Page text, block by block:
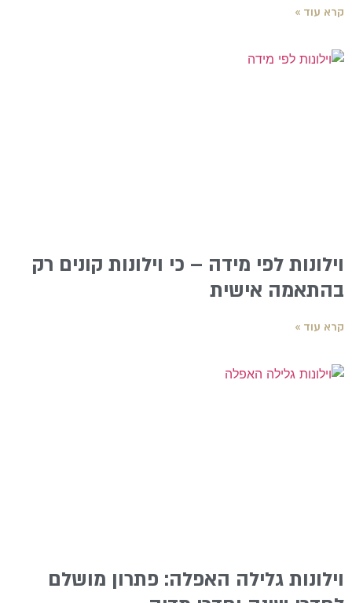
קרא עוד »
וילונות לפי מידה – כי וילונות קונים רק
בהתאמה אישית
קרא עוד »
וילונות גלילה האפלה: פתרון מושלם